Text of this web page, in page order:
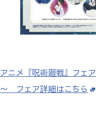
アニメ『呪術廻戦』フ
～ フェア詳細はこちら